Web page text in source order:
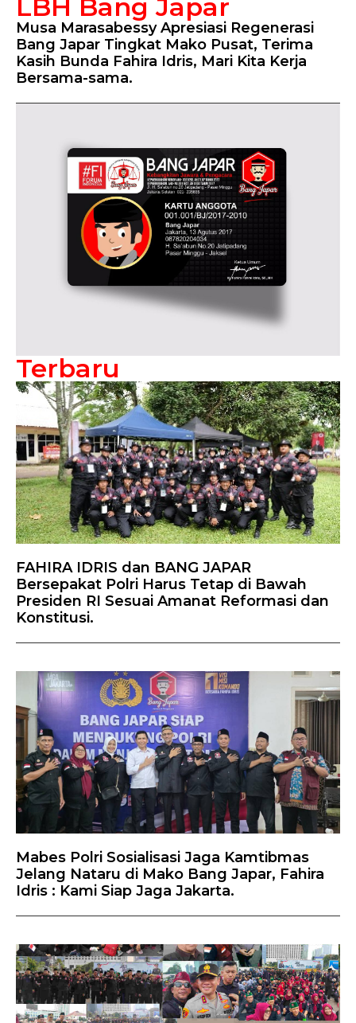
LBH Bang Japar
Musa Marasabessy Apresiasi Regenerasi
Bang Japar Tingkat Mako Pusat, Terima
Kasih Bunda Fahira Idris, Mari Kita Kerja
Bersama-sama.
Terbaru
FAHIRA IDRIS dan BANG JAPAR
Bersepakat Polri Harus Tetap di Bawah
Presiden RI Sesuai Amanat Reformasi dan
Konstitusi.
Mabes Polri Sosialisasi Jaga Kamtibmas
Jelang Nataru di Mako Bang Japar, Fahira
Idris : Kami Siap Jaga Jakarta.